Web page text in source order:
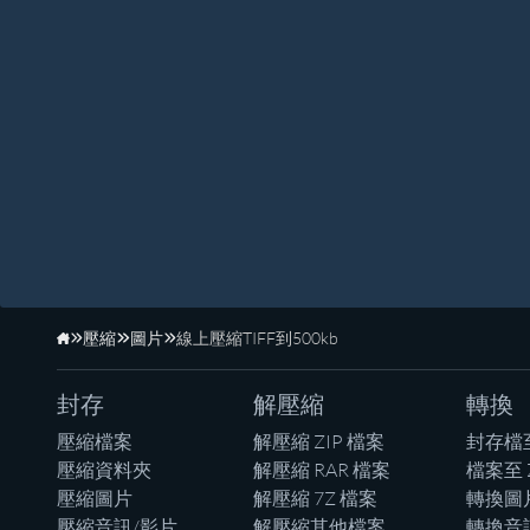
首頁
壓縮 圖片 線上壓縮TIFF到500kb
封存
壓縮檔案
壓縮資料夾
壓縮圖片
解壓縮
解壓縮 ZIP 檔案
解壓縮 RAR 檔案
解壓縮 7Z 檔案
轉換
封存檔
檔案至
轉換圖